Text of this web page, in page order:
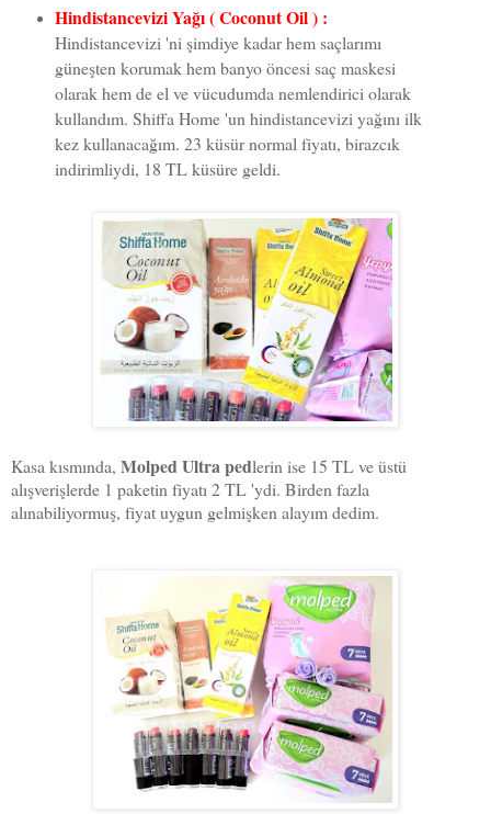
Hindistancevizi Yağı ( Coconut Oil ) :
Hindistancevizi 'ni şimdiye kadar hem saçlarımı
güneşten korumak hem banyo öncesi saç maskesi
olarak hem de el ve vücudumda nemlendirici olarak
kullandım. Shiffa Home 'un hindistancevizi yağını ilk
kez kullanacağım. 23 küsür normal fiyatı, birazcık
indirimliydi, 18 TL küsüre geldi.
Kasa kısmında, Molped Ultra pedlerin ise 15 TL ve üstü
alışverişlerde 1 paketin fiyatı 2 TL 'ydi. Birden fazla
alınabiliyormuş, fiyat uygun gelmişken alayım dedim.